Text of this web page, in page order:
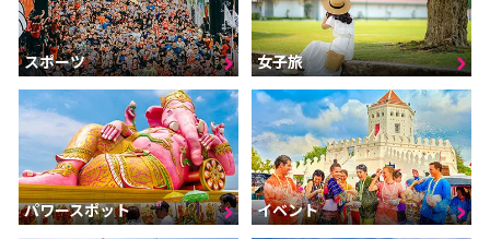
スポーツ 女子旅
パワースポット イベント